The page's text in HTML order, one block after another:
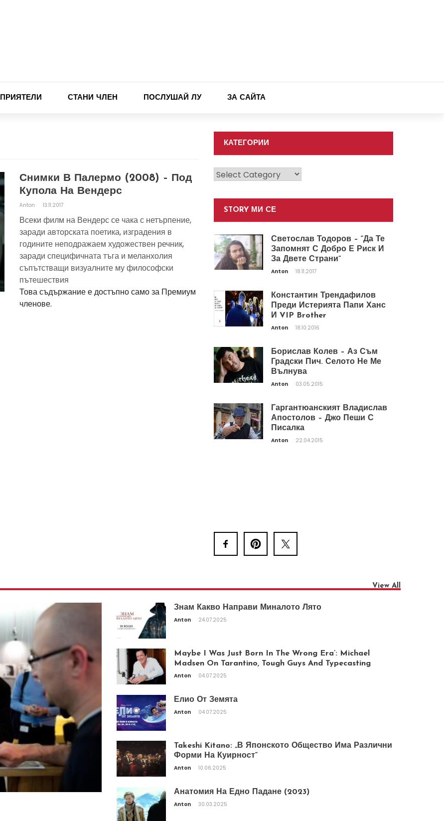
ПРИЯТЕЛИ СТАНИ ЧЛЕН ПОСЛУШАЙ ЛУ ЗА САЙТА
Снимки В Палермо (2008) – Под
Купола На Вендерс
Anton 13.11.2017
Всеки филм на Вендерс се чака с нетърпение,
заради авторската поетика, изградения в
годините неподражаем художествен речник,
заради специфичната тъга и меланхолия
съпътстващи визуалните му философски
пътешествия
Това съдържание е достъпно само за Премиум
членове.
КАТЕГОРИИ
Категории
STORY МИ СЕ
Светослав Тодоров – “Да Те
Запомнят С Добро Е Риск И
За Двете Страни”
Anton 18.11.2017
Константин Трендафилов
Преди Истерията Папи Ханс
И VIP Brother
Anton 18.10.2016
Борислав Колев – Аз Съм
Градски Пич. Селото Не Ме
Вълнува
Anton 03.05.2015
Гаргантюанският Владислав
Апостолов – Джо Пеши С
Писалка
Anton 22.04.2015
View All
Знам Какво Направи Миналото Лято
Anton 24.07.2025
Maybe I Was Just Born In The Wrong Era’: Michael
Madsen On Tarantino, Tough Guys And Typecasting
Anton 04.07.2025
Елио От Земята
Anton 04.07.2025
Takeshi Kitano: „В Японското Общество Има Различни
Форми На Куирност“
Anton 10.06.2025
Анатомия На Едно Падане (2023)
Anton 30.03.2025